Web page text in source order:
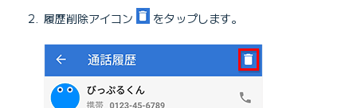
履歴削除アイコン をタップします。